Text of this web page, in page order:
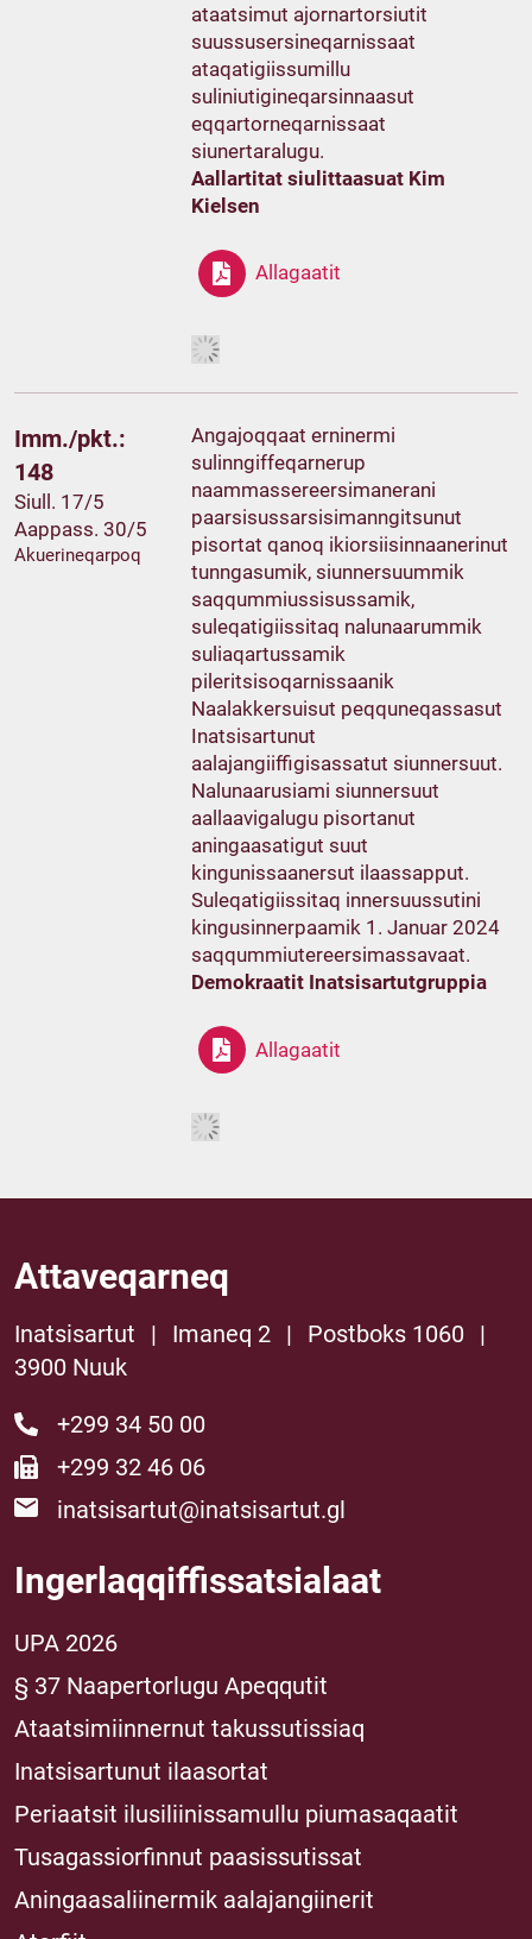
ataatsimut ajornartorsiutit
suussusersineqarnissaat
ataqatigiissumillu
suliniutigineqarsinnaasut
eqqartorneqarnissaat
siunertaralugu.
Aallartitat siulittaasuat Kim
Kielsen
Allagaatit
Imm./pkt.:
148
Siull. 17/5
Aappass. 30/5
Akuerineqarpoq
Angajoqqaat erninermi
sulinngiffeqarnerup
naammassereersimanerani
paarsisussarsisimanngitsunut
pisortat qanoq ikiorsiisinnaanerinut
tunngasumik, siunnersuummik
saqqummiussisussamik,
suleqatigiissitaq nalunaarummik
suliaqartussamik
pileritsisoqarnissaanik
Naalakkersuisut peqquneqassasut
Inatsisartunut
aalajangiiffigisassatut siunnersuut.
Nalunaarusiami siunnersuut
aallaavigalugu pisortanut
aningaasatigut suut
kingunissaanersut ilaassapput.
Suleqatigiissitaq innersuussutini
kingusinnerpaamik 1. Januar 2024
saqqummiutereersimassavaat.
Demokraatit Inatsisartutgruppia
Allagaatit
Attaveqarneq
Inatsisartut | Imaneq 2 | Postboks 1060
|
3900 Nuuk
+299 34 50 00
+299 32 46 06
inatsisartut@inatsisartut.gl
Ingerlaqqiffissatsialaat
UPA 2026
§ 37 Naapertorlugu Apeqqutit
Ataatsimiinnernut takussutissiaq
Inatsisartunut ilaasortat
Periaatsit ilusiliinissamullu piumasaqaatit
Tusagassiorfinnut paasissutissat
Aningaasaliinermik aalajangiinerit